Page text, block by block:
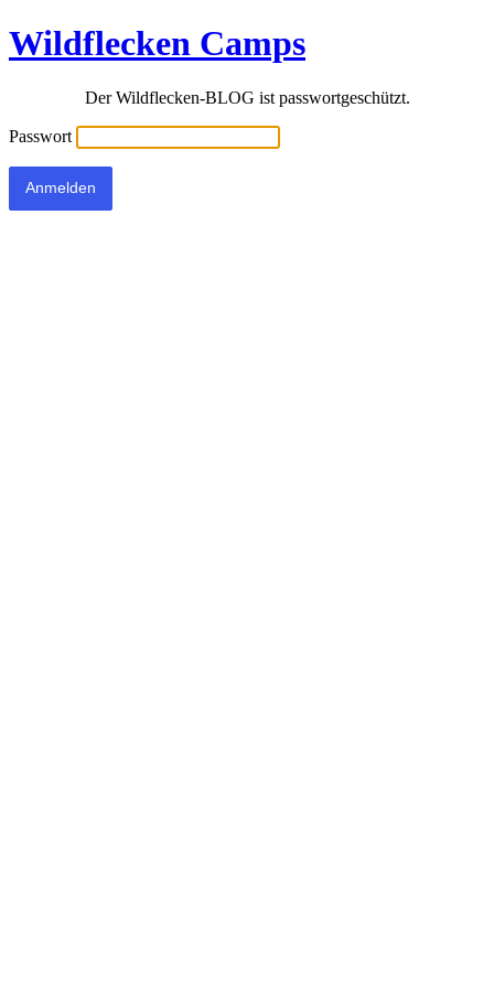
Wildflecken Camps
Der Wildflecken-BLOG ist passwortgeschützt.
Passwort